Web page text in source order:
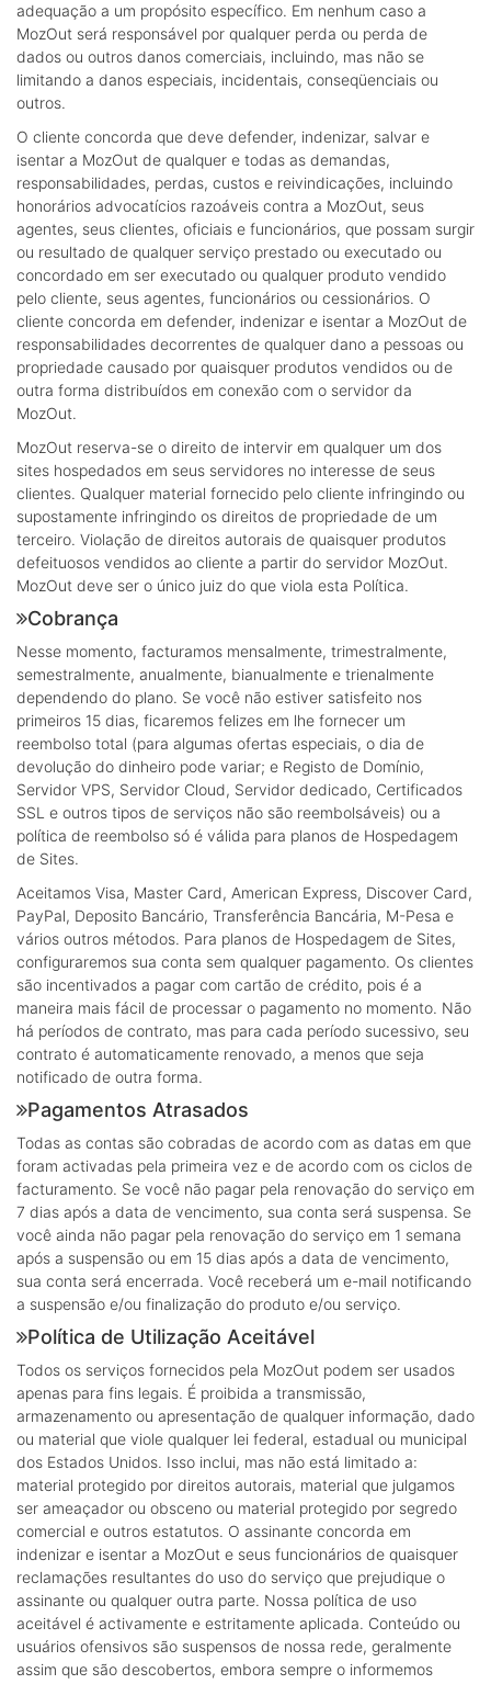
adequação a um propósito específico. Em nenhum caso a
MozOut será responsável por qualquer perda ou perda de
dados ou outros danos comerciais, incluindo, mas não se
limitando a danos especiais, incidentais, conseqüenciais ou
outros.
O cliente concorda que deve defender, indenizar, salvar e
isentar a MozOut de qualquer e todas as demandas,
responsabilidades, perdas, custos e reivindicações, incluindo
honorários advocatícios razoáveis contra a MozOut, seus
agentes, seus clientes, oficiais e funcionários, que possam surgir
ou resultado de qualquer serviço prestado ou executado ou
concordado em ser executado ou qualquer produto vendido
pelo cliente, seus agentes, funcionários ou cessionários. O
cliente concorda em defender, indenizar e isentar a MozOut de
responsabilidades decorrentes de qualquer dano a pessoas ou
propriedade causado por quaisquer produtos vendidos ou de
outra forma distribuídos em conexão com o servidor da
MozOut.
MozOut reserva-se o direito de intervir em qualquer um dos
sites hospedados em seus servidores no interesse de seus
clientes. Qualquer material fornecido pelo cliente infringindo ou
supostamente infringindo os direitos de propriedade de um
terceiro. Violação de direitos autorais de quaisquer produtos
defeituosos vendidos ao cliente a partir do servidor MozOut.
MozOut deve ser o único juiz do que viola esta Política.
Cobrança
Nesse momento, facturamos mensalmente, trimestralmente,
semestralmente, anualmente, bianualmente e trienalmente
dependendo do plano. Se você não estiver satisfeito nos
primeiros 15 dias, ficaremos felizes em lhe fornecer um
reembolso total (para algumas ofertas especiais, o dia de
devolução do dinheiro pode variar; e Registo de Domínio,
Servidor VPS, Servidor Cloud, Servidor dedicado, Certificados
SSL e outros tipos de serviços não são reembolsáveis) ou a
política de reembolso só é válida para planos de Hospedagem
de Sites.
Aceitamos Visa, Master Card, American Express, Discover Card,
PayPal, Deposito Bancário, Transferência Bancária, M-Pesa e
vários outros métodos. Para planos de Hospedagem de Sites,
configuraremos sua conta sem qualquer pagamento. Os clientes
são incentivados a pagar com cartão de crédito, pois é a
maneira mais fácil de processar o pagamento no momento. Não
há períodos de contrato, mas para cada período sucessivo, seu
contrato é automaticamente renovado, a menos que seja
notificado de outra forma.
Pagamentos Atrasados
Todas as contas são cobradas de acordo com as datas em que
foram activadas pela primeira vez e de acordo com os ciclos de
facturamento. Se você não pagar pela renovação do serviço em
7 dias após a data de vencimento, sua conta será suspensa. Se
você ainda não pagar pela renovação do serviço em 1 semana
após a suspensão ou em 15 dias após a data de vencimento,
sua conta será encerrada. Você receberá um e-mail notificando
a suspensão e/ou finalização do produto e/ou serviço.
Política de Utilização Aceitável
Todos os serviços fornecidos pela MozOut podem ser usados
apenas para fins legais. É proibida a transmissão,
armazenamento ou apresentação de qualquer informação, dado
ou material que viole qualquer lei federal, estadual ou municipal
dos Estados Unidos. Isso inclui, mas não está limitado a:
material protegido por direitos autorais, material que julgamos
ser ameaçador ou obsceno ou material protegido por segredo
comercial e outros estatutos. O assinante concorda em
indenizar e isentar a MozOut e seus funcionários de quaisquer
reclamações resultantes do uso do serviço que prejudique o
assinante ou qualquer outra parte. Nossa política de uso
aceitável é activamente e estritamente aplicada. Conteúdo ou
usuários ofensivos são suspensos de nossa rede, geralmente
assim que são descobertos, embora sempre o informemos